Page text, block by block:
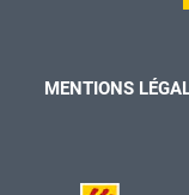
MENTIONS